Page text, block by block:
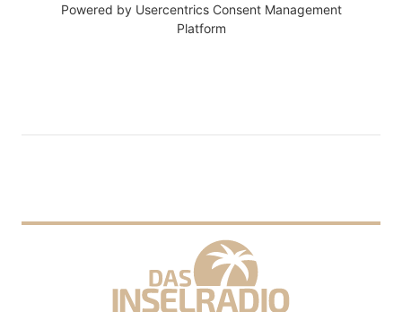
Powered by Usercentrics Consent Management
Platform